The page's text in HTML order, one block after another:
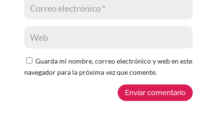
Guarda mi nombre, correo electrónico y web en este
navegador para la próxima vez que comente.
Enviar comentario